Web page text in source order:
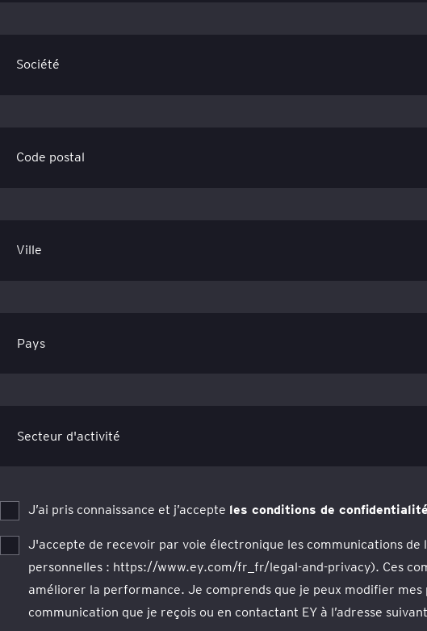
Société
Code postal
Ville
J’ai pris connaissance et j’accepte les conditions de confidentialité
J'accepte de recevoir par voie électronique les communications
personnelles : https://www.ey.com/fr_fr/legal-and-privacy). Ces
améliorer la performance. Je comprends que je peux modifier
communication que je reçois ou en contactant EY à l’adresse